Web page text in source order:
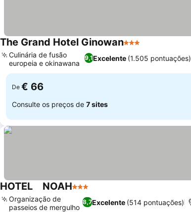
The Grand Hotel Ginowan3 Estrelas
9,1Excelente (1.505 pontuações)
Culinária de fusão
europeia e okinawana
De € 66
Consulte os preços de 7 sites
HOTEL NOAH3 Estrelas
8,7Excelente (514 pontuações)
Organização de
passeios de mergulho